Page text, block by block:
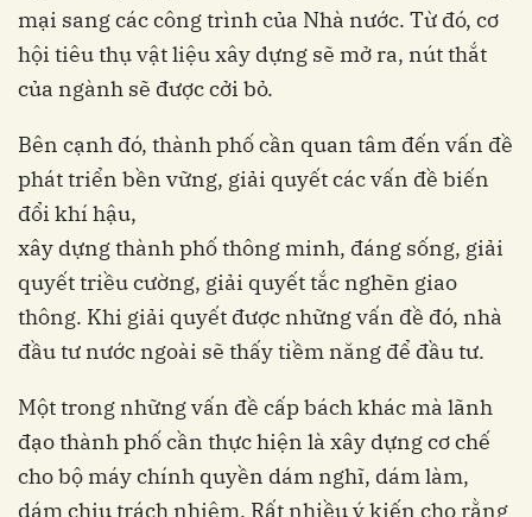
mại sang các công trình của Nhà nước. Từ đó, cơ
hội tiêu thụ vật liệu xây dựng sẽ mở ra, nút thắt
của ngành sẽ được cởi bỏ.
Bên cạnh đó, thành phố cần quan tâm đến vấn đề
phát triển bền vững, giải quyết các vấn đề biến
đổi khí hậu,
xây dựng thành phố thông minh, đáng sống, giải
quyết triều cường, giải quyết tắc nghẽn giao
thông. Khi giải quyết được những vấn đề đó, nhà
đầu tư nước ngoài sẽ thấy tiềm năng để đầu tư.
Một trong những vấn đề cấp bách khác mà lãnh
đạo thành phố cần thực hiện là xây dựng cơ chế
cho bộ máy chính quyền dám nghĩ, dám làm,
dám chịu trách nhiệm. Rất nhiều ý kiến cho rằng